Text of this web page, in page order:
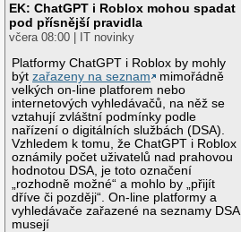
EK: ChatGPT i Roblox mohou spadat
pod přísnější pravidla
včera 08:00 | IT novinky
Platformy ChatGPT i Roblox by mohly
býtzařazeny na seznam
mimořádně
velkých on-line platforem nebo
internetových vyhledávačů, na něž se
vztahují zvláštní podmínky podle
nařízení o digitálních službách (DSA).
Vzhledem k tomu, že ChatGPT i Roblox
oznámily počet uživatelů nad prahovou
hodnotou DSA, je toto označení
„rozhodně možné“ a mohlo by „přijít
dříve či později“. On-line platformy a
vyhledávače zařazené na seznamy DSA
musejí